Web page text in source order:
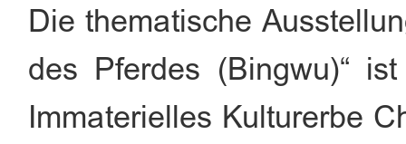
Die thematische
des Pferdes (Bingwu)“
Immaterielles Kulturerbe